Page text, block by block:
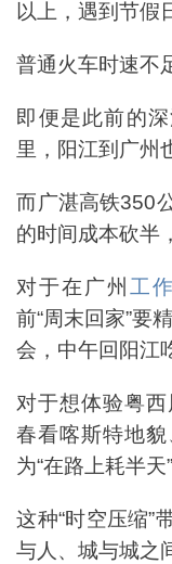
以上，遇到节假
普通火车时速不
即便是此前的
里，阳江到广州
而广湛高铁350
的时间成本砍半
对于在广州工作
前“周末回家”要
会，中午回阳江
对于想体验粤
春看喀斯特地
为“在路上耗半天
这种“时空压缩”
与人、城与城之